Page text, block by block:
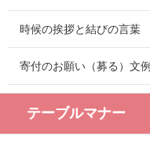
時候の挨拶と結びの言葉
寄付のお願い（募る）文例
テーブルマナー